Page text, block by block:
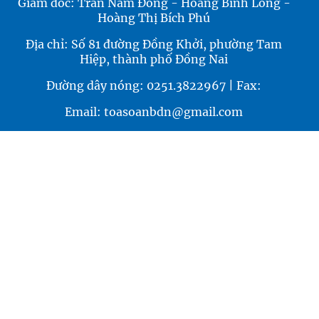
Giám đốc: Trần Nam Đông - Hoàng Bình Long -
Hoàng Thị Bích Phú
Địa chỉ: Số 81 đường Đồng Khởi, phường Tam
Hiệp, thành phố Đồng Nai
Đường dây nóng: 0251.3822967 | Fax:
Email: toasoanbdn@gmail.com